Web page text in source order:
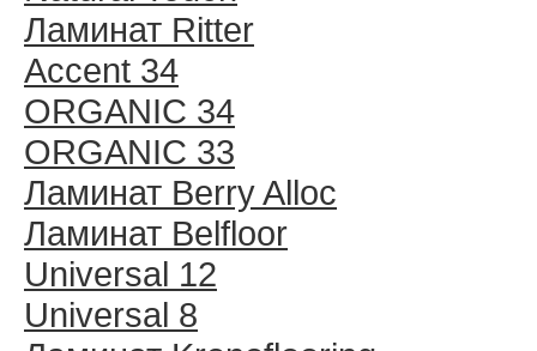
Ламинат Ritter
Accent 34
ORGANIC 34
ORGANIC 33
Ламинат Berry Alloc
Ламинат Belfloor
Universal 12
Universal 8